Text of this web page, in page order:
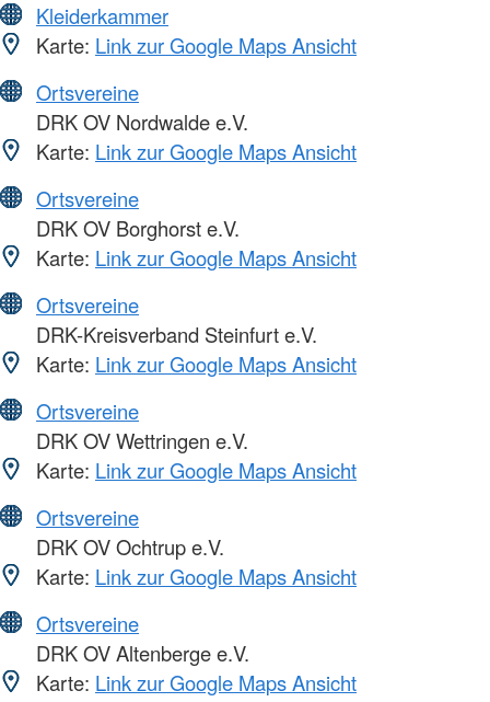
Kleiderkammer
Karte: Link zur Google Maps Ansicht
Ortsvereine
DRK OV Nordwalde e.V.
Karte: Link zur Google Maps Ansicht
Ortsvereine
DRK OV Borghorst e.V.
Karte: Link zur Google Maps Ansicht
Ortsvereine
DRK-Kreisverband Steinfurt e.V.
Karte: Link zur Google Maps Ansicht
Ortsvereine
DRK OV Wettringen e.V.
Karte: Link zur Google Maps Ansicht
Ortsvereine
DRK OV Ochtrup e.V.
Karte: Link zur Google Maps Ansicht
Ortsvereine
DRK OV Altenberge e.V.
Karte: Link zur Google Maps Ansicht